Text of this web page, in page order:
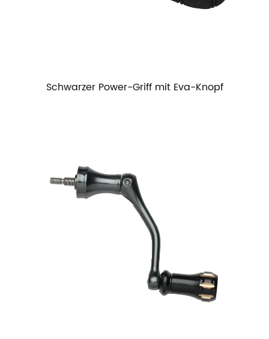
Schwarzer Power-Griff mit Eva-Knopf